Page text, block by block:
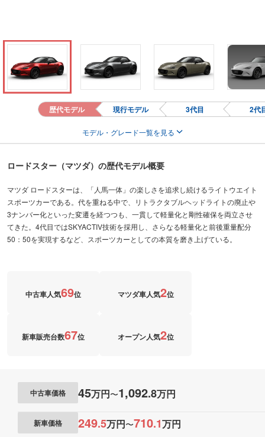
歴代モデル 現行モデル 3代目 2代
モデル・グレード一覧を見る
ロードスター（マツダ）の歴代モデル概要
マツダ ロードスターは、「人馬一体」の楽しさを追求し続けるライトウエイト
スポーツカーである。代を重ねる中で、リトラクタブルヘッドライトの廃止や
3ナンバー化といった変遷を経つつも、一貫して軽量化と剛性確保を両立させ
てきた。4代目ではSKYACTIV技術を採用し、さらなる軽量化と前後重量配分
50：50を実現するなど、スポーツカーとしての本質を磨き上げている。
中古車人気69位 マツダ車人気2位
新車販売台数67位 オープン人気2位
中古車価格 45万円〜1,092.8万円
新車価格 249.5万円〜710.1万円